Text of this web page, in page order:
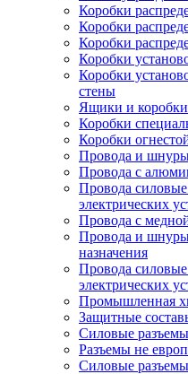
Коробки
Коробки
Коробки
Коробки
Коробки
стены
Ящики и
Коробки
Коробки
Провода и
Провода с
Провода
электрических
Провода с
Провода и
назначения
Провода
электрических
Промышленная
Защитные
Силовые разъемы
Разъемы не
Силовые